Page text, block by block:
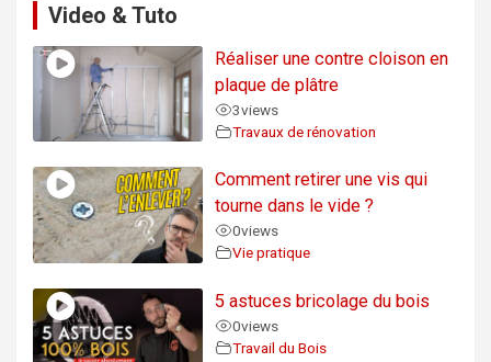
Video & Tuto
Réaliser une contre cloison en
plaque de plâtre
3views
Travaux de rénovation
Comment retirer une vis qui
tourne dans le vide ?
0views
Vie pratique
5 astuces bricolage du bois
0views
Travail du Bois